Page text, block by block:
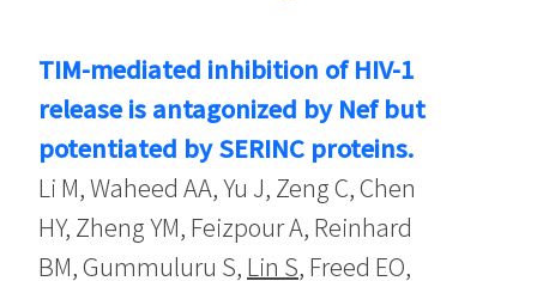
TIM-mediated inhibition of HIV-1
release is antagonized by Nef but
potentiated by SERINC proteins.
Li M, Waheed AA, Yu J, Zeng C, Chen
HY, Zheng YM, Feizpour A, Reinhard
BM, Gummuluru S, Lin S, Freed EO,